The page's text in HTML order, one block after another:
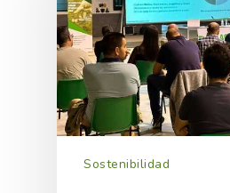
Sostenibilidad